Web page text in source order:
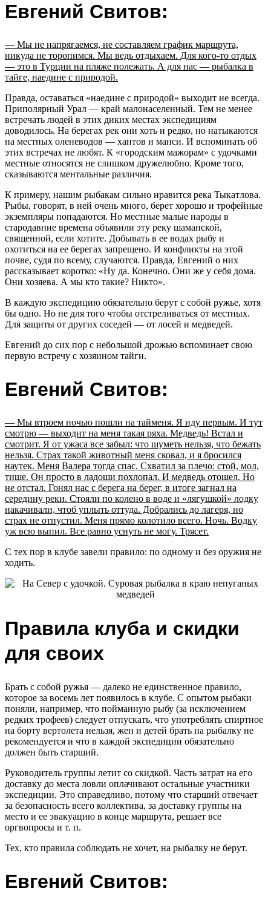
Евгений Свитов:
— Мы не напрягаемся, не составляем график маршрута,
никуда не торопимся. Мы ведь отдыхаем. Для кого-то отдых
— это в Турции на пляже полежать. А для нас — рыбалка в
тайге, наедине с природой.
Правда, оставаться «наедине с природой» выходит не всегда.
Приполярный Урал — край малонаселенный. Тем не менее
встречать людей в этих диких местах экспедициям
доводилось. На берегах рек они хоть и редко, но натыкаются
на местных оленеводов — хантов и манси. И вспоминать об
этих встречах не любят. К «городским мажорам» с удочками
местные относятся не слишком дружелюбно. Кроме того,
сказываются ментальные различия.
К примеру, нашим рыбакам сильно нравится река Тыкатлова.
Рыбы, говорят, в ней очень много, берет хорошо и трофейные
экземпляры попадаются. Но местные малые народы в
стародавние времена объявили эту реку шаманской,
священной, если хотите. Добывать в ее водах рыбу и
охотиться на ее берегах запрещено. И конфликты на этой
почве, судя по всему, случаются. Правда, Евгений о них
рассказывает коротко: «Ну да. Конечно. Они же у себя дома.
Они хозяева. А мы кто такие? Никто».
В каждую экспедицию обязательно берут с собой ружье, хотя
бы одно. Но не для того чтобы отстреливаться от местных.
Для защиты от других соседей — от лосей и медведей.
Евгений до сих пор с небольшой дрожью вспоминает свою
первую встречу с хозяином тайги.
Евгений Свитов:
— Мы втроем ночью пошли на тайменя. Я иду первым. И тут
смотрю — выходит на меня такая ряха. Медведь! Встал и
смотрит. Я от ужаса все забыл: что шуметь нельзя, что бежать
нельзя. Страх такой животный меня сковал, и я бросился
наутек. Меня Валера тогда спас. Схватил за плечо: стой, мол,
тише. Он просто в ладоши похлопал. И медведь отошел. Но
не отстал. Гонял нас с берега на берег, в итоге загнал на
середину реки. Стояли по колено в воде и «лягушкой» лодку
накачивали, чтоб уплыть оттуда. Добрались до лагеря, но
страх не отпустил. Меня прямо колотило всего. Ночь. Водку
уж всю выпил. Все равно уснуть не могу. Трясет.
С тех пор в клубе завели правило: по одному и без оружия не
ходить.
Правила клуба и скидки
для своих
Брать с собой ружья — далеко не единственное правило,
которое за восемь лет появилось в клубе. С опытом рыбаки
поняли, например, что пойманную рыбу (за исключением
редких трофеев) следует отпускать, что употреблять спиртное
на борту вертолета нельзя, жен и детей брать на рыбалку не
рекомендуется и что в каждой экспедиции обязательно
должен быть старший.
Руководитель группы летит со скидкой. Часть затрат на его
доставку до места ловли оплачивают остальные участники
экспедиции. Это справедливо, потому что старший отвечает
за безопасность всего коллектива, за доставку группы на
место и ее эвакуацию в конце маршрута, решает все
оргвопросы и т. п.
Тех, кто правила соблюдать не хочет, на рыбалку не берут.
Евгений Свитов: